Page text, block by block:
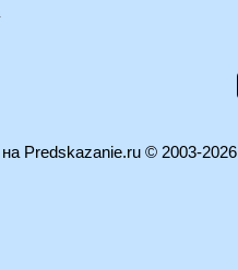
Predskazanie.ru© 2003-2026